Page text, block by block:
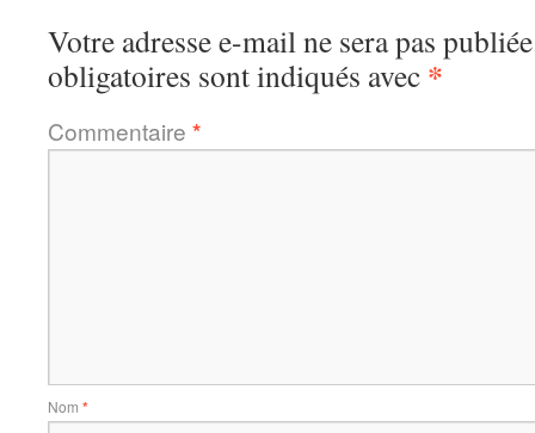
Votre adresse e-mail ne sera pas
obligatoires sont indiqués avec *
Commentaire *
Nom *